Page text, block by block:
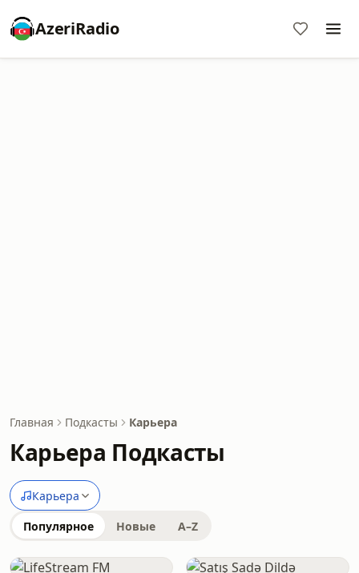
AzeriRadio
Главная Подкасты Карьера
Карьера Подкасты
Карьера
Популярное Новые A–Z